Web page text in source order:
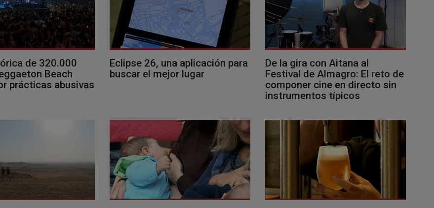
de 320.000
Beach
prácticas abusivas
Eclipse 26, una aplicación para
buscar el mejor lugar
De la gira con Aitana al
Festival de Almagro: El reto de
componer cine en directo sin
instrumentos típicos